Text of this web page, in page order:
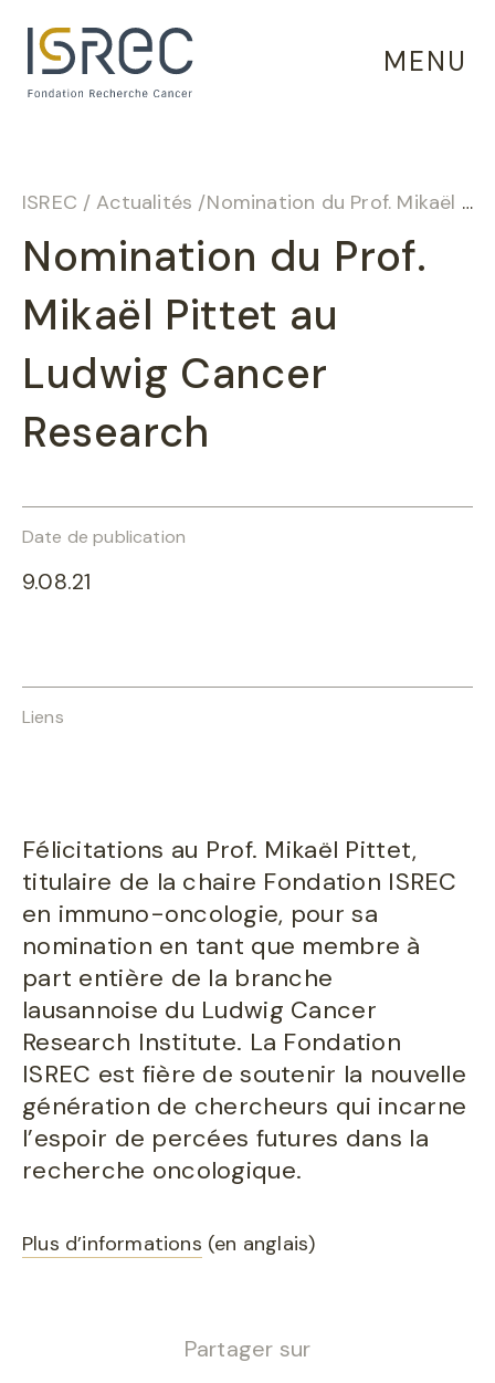
MENU
ISREC / Actualités /Nomination du Prof. Mikaël Pittet au Ludwig Cancer Research
Nomination du Prof.
Mikaël Pittet au
Ludwig Cancer
Research
Date de publication
9.08.21
Liens
Félicitations au Prof. Mikaël Pittet,
titulaire de la chaire Fondation ISREC
en immuno-oncologie, pour sa
nomination en tant que membre à
part entière de la branche
lausannoise du Ludwig Cancer
Research Institute. La Fondation
ISREC est fière de soutenir la nouvelle
génération de chercheurs qui incarne
l’espoir de percées futures dans la
recherche oncologique.
Plus d’informations (en anglais)
Partager sur